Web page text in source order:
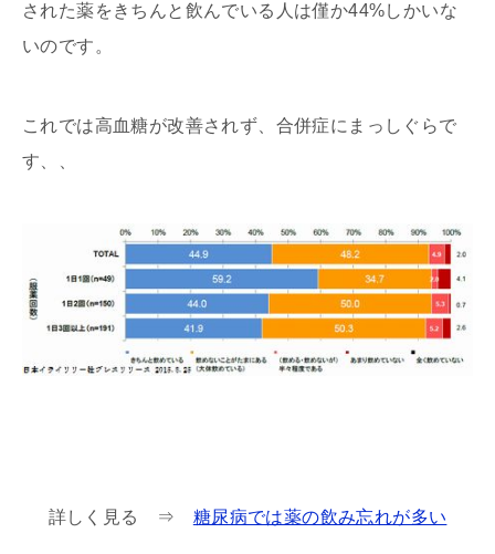
された薬をきちんと飲んでいる人は僅か44%しかいな
いのです。
これでは高血糖が改善されず、合併症にまっしぐらで
す、、
詳しく見る ⇒ 糖尿病では薬の飲み忘れが多い